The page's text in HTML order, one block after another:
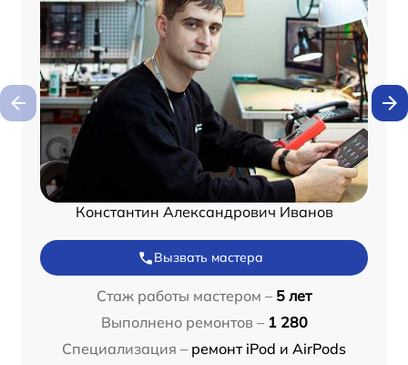
Константин Александрович Иванов
Вызвать мастера
Стаж работы мастером – 5 лет
Выполнено ремонтов – 1 280
Специализация – ремонт iPod и AirPods